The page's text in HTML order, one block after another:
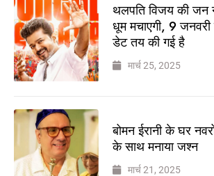
थलपति विजय की
धूम मचाएगी, 9
डेट तय की गई है
मार्च 25, 2025
बोमन ईरानी के घर
के साथ मनाया जश्न
मार्च 21, 2025